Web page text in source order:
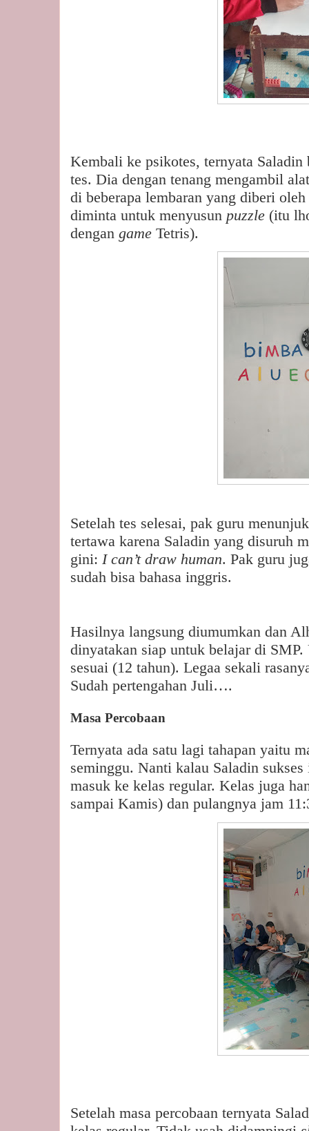
Kembali ke psikotes, ternyata
tes. Dia dengan tenang mengambil
di beberapa lembaran yang diberi
diminta untuk menyusun puzzle (itu
dengan game Tetris).
Setelah tes selesai, pak guru
tertawa karena Saladin yang disuruh
gini: I can’t draw human. Pak guru
sudah bisa bahasa inggris.
Hasilnya langsung diumumkan dan
dinyatakan siap untuk belajar di
sesuai (12 tahun). Legaa sekali
Sudah pertengahan Juli….
Masa Percobaan
Ternyata ada satu lagi tahapan yaitu
seminggu. Nanti kalau Saladin
masuk ke kelas regular. Kelas juga
sampai Kamis) dan pulangnya jam
Setelah masa percobaan ternyata